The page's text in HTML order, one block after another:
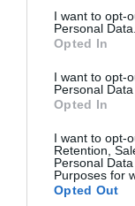
consent section.
I want to opt-
Personal Data.
Opted In
I want to opt-
Personal
Opted In
I want to opt-
Retention,
Personal
Purposes for
Opted Out
– mondta Ferenc
Kiemelte, sokan
hogy új utakat
is zenéljenek,